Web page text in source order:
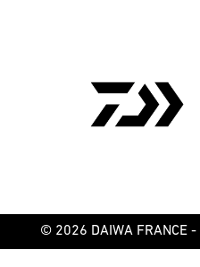
© 2026 DAIWA FRANCE -